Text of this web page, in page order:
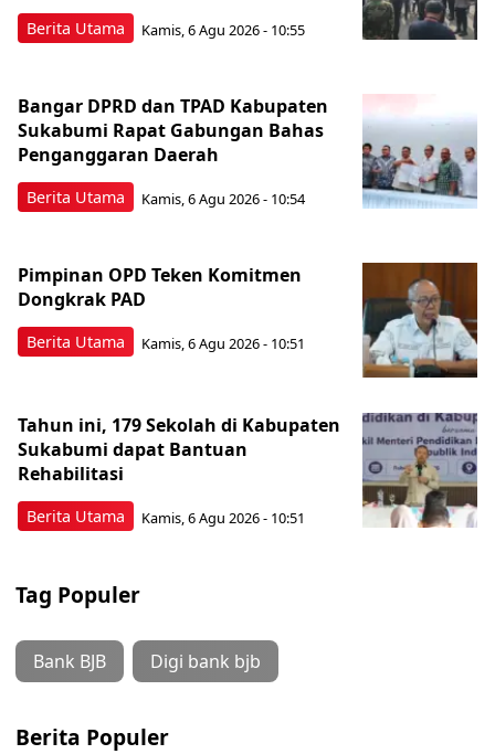
Berita Utama Kamis, 6 Agu 2026 - 10:55
Berita Utama
Bangar DPRD dan TPAD Kabupaten
Sukabumi Rapat Gabungan Bahas
Penganggaran Daerah
Kamis, 6 Agu 2026 - 10:54
Berita Utama
Pimpinan OPD Teken Komitmen
Dongkrak PAD
Kamis, 6 Agu 2026 - 10:51
Berita Utama
Tahun ini, 179 Sekolah di Kabupaten
Sukabumi dapat Bantuan
Rehabilitasi
Kamis, 6 Agu 2026 - 10:51
Tag Populer
Bank BJB Digi bank bjb
Berita Populer